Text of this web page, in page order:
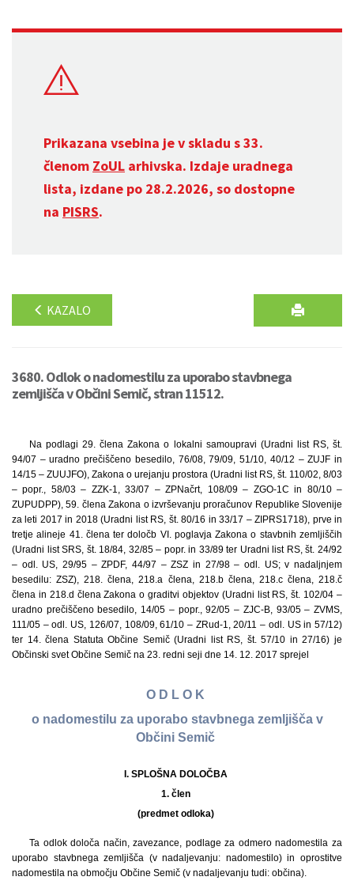
Prikazana vsebina je v skladu s 33.
členom ZoUL arhivska. Izdaje uradnega
lista, izdane po 28.2.2026, so dostopne
na PISRS.
KAZALO
3680. Odlok o nadomestilu za uporabo stavbnega
zemljišča v Občini Semič, stran 11512.
Na podlagi 29. člena Zakona o lokalni samoupravi (Uradni list RS, št.
94/07 – uradno prečiščeno besedilo, 76/08, 79/09, 51/10, 40/12 – ZUJF in
14/15 – ZUUJFO), Zakona o urejanju prostora (Uradni list RS, št. 110/02, 8/03
– popr., 58/03 – ZZK-1, 33/07 – ZPNačrt, 108/09 – ZGO-1C in 80/10 –
ZUPUDPP), 59. člena Zakona o izvrševanju proračunov Republike Slovenije
za leti 2017 in 2018 (Uradni list RS, št. 80/16 in 33/17 – ZIPRS1718), prve in
tretje alineje 41. člena ter določb VI. poglavja Zakona o stavbnih zemljiščih
(Uradni list SRS, št. 18/84, 32/85 – popr. in 33/89 ter Uradni list RS, št. 24/92
– odl. US, 29/95 – ZPDF, 44/97 – ZSZ in 27/98 – odl. US; v nadaljnjem
besedilu: ZSZ), 218. člena, 218.a člena, 218.b člena, 218.c člena, 218.č
člena in 218.d člena Zakona o graditvi objektov (Uradni list RS, št. 102/04 –
uradno prečiščeno besedilo, 14/05 – popr., 92/05 – ZJC-B, 93/05 – ZVMS,
111/05 – odl. US, 126/07, 108/09, 61/10 – ZRud-1, 20/11 – odl. US in 57/12)
ter 14. člena Statuta Občine Semič (Uradni list RS, št. 57/10 in 27/16) je
Občinski svet Občine Semič na 23. redni seji dne 14. 12. 2017 sprejel
O D L O K
o nadomestilu za uporabo stavbnega zemljišča v
Občini Semič
I. SPLOŠNA DOLOČBA
1. člen
(predmet odloka)
Ta odlok določa način, zavezance, podlage za odmero nadomestila za
uporabo stavbnega zemljišča (v nadaljevanju: nadomestilo) in oprostitve
nadomestila na območju Občine Semič (v nadaljevanju tudi: občina).